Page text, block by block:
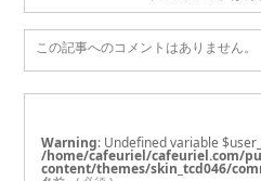
この記事へのコメントはありません。
Warning : Undefined variable
/home/cafeuriel/cafeuriel.com/
content/themes/skin_tcd046/